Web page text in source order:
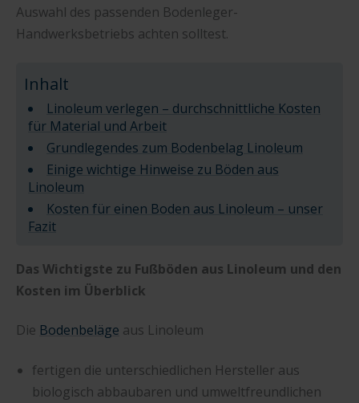
Auswahl des passenden Bodenleger-
Handwerksbetriebs achten solltest.
Inhalt
Linoleum verlegen – durchschnittliche Kosten
für Material und Arbeit
Grundlegendes zum Bodenbelag Linoleum
Einige wichtige Hinweise zu Böden aus
Linoleum
Kosten für einen Boden aus Linoleum – unser
Fazit
Das Wichtigste zu Fußböden aus Linoleum und den
Kosten im Überblick
Die Bodenbeläge aus Linoleum
fertigen die unterschiedlichen Hersteller aus
biologisch abbaubaren und umweltfreundlichen